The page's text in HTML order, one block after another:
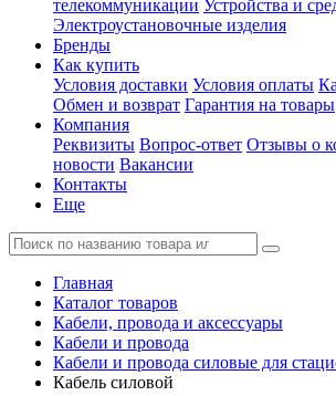
телекоммуникации Устройства и
Электроустановочные изделия
Бренды
Как купить
Условия доставки Условия оплаты
Обмен и возврат Гарантия на товары
Компания
Реквизиты Вопрос-ответ Отзывы о
новости Вакансии
Контакты
Еще
Главная
Каталог товаров
Кабели, провода и аксессуары
Кабели и провода
Кабели и провода силовые для
Кабель силовой